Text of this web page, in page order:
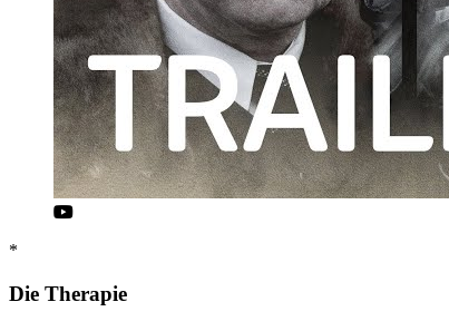
*
Die Therapie